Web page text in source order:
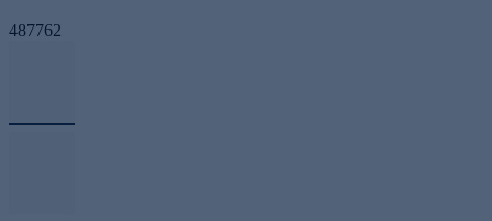
487762